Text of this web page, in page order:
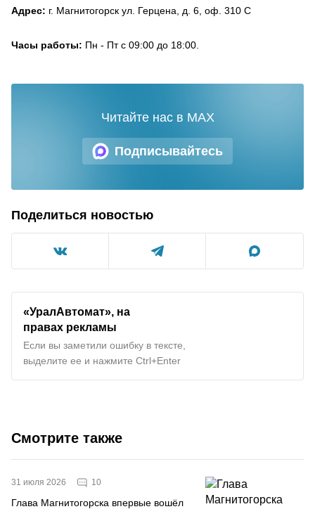
Адрес: г. Магнитогорск ул. Герцена, д. 6, оф. 310 С
Часы работы: Пн - Пт с 09:00 до 18:00.
Подписывайтесь
Читайте нас в MAX
Поделиться новостью
«УралАвтомат», на
правах рекламы
Если вы заметили ошибку в тексте,
выделите ее и нажмите Ctrl+Enter
Смотрите также
31 июля 2026 10
Глава Магнитогорска впервые вошёл